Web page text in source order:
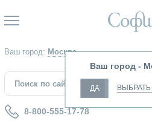
Ваш город: Москва
Ваш город -
ДА
8-800-555-17-78